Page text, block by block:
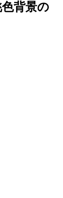
背景の